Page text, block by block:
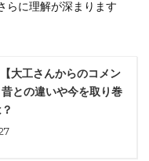
らに理解が深まります
【大工さんからのコメン
昔との違いや今を取り巻